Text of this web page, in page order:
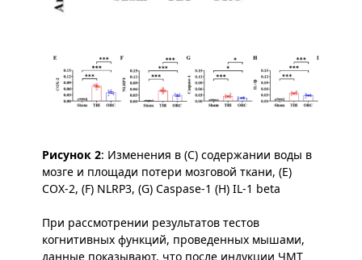
Рисунок 2: Изменения в (C) содержании воды в
мозге и площади потери мозговой ткани, (E)
COX-2, (F) NLRP3, (G) Caspase-1 (H) IL-1 beta
При рассмотрении результатов тестов
когнитивных функций, проведенных мышами,
данные показывают, что после индукции ЧМТ